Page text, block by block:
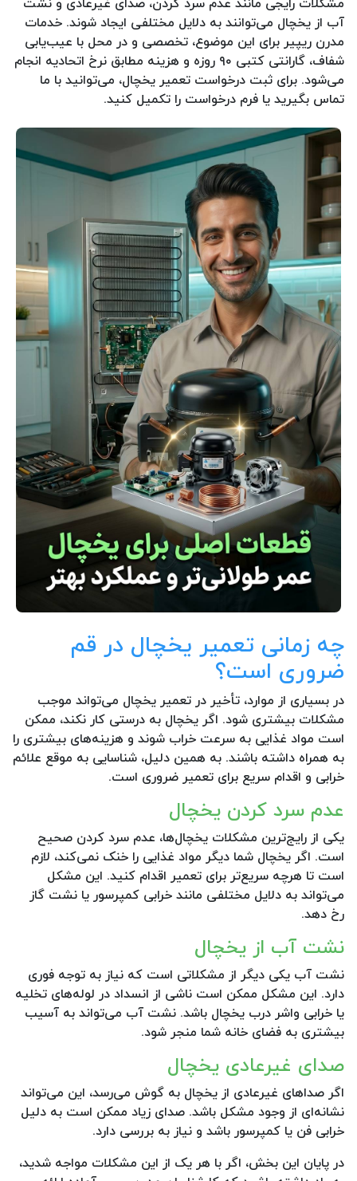
آب از یخچال می‌توانند به دلایل مختلفی ایجاد شوند. خدمات
مدرن ریپیر برای این موضوع، تخصصی و در محل با عیب‌یابی
شفاف، گارانتی کتبی ۹۰ روزه و هزینه مطابق نرخ اتحادیه انجام
می‌شود. برای ثبت درخواست تعمیر یخچال، می‌توانید با ما
تماس بگیرید یا فرم درخواست را تکمیل کنید.
چه زمانی تعمیر یخچال در قم
ضروری است؟
در بسیاری از موارد، تأخیر در تعمیر یخچال می‌تواند موجب
مشکلات بیشتری شود. اگر یخچال به درستی کار نکند، ممکن
است مواد غذایی به سرعت خراب شوند و هزینه‌های بیشتری را
به همراه داشته باشند. به همین دلیل، شناسایی به موقع علائم
خرابی و اقدام سریع برای تعمیر ضروری است.
عدم سرد کردن یخچال
یکی از رایج‌ترین مشکلات یخچال‌ها، عدم سرد کردن صحیح
است. اگر یخچال شما دیگر مواد غذایی را خنک نمی‌کند، لازم
است تا هرچه سریع‌تر برای تعمیر اقدام کنید. این مشکل
می‌تواند به دلایل مختلفی مانند خرابی کمپرسور یا نشت گاز
رخ دهد.
نشت آب از یخچال
نشت آب یکی دیگر از مشکلاتی است که نیاز به توجه فوری
دارد. این مشکل ممکن است ناشی از انسداد در لوله‌های تخلیه
یا خرابی واشر درب یخچال باشد. نشت آب می‌تواند به آسیب
بیشتری به فضای خانه شما منجر شود.
صدای غیرعادی یخچال
اگر صداهای غیرعادی از یخچال به گوش می‌رسد، این می‌تواند
نشانه‌ای از وجود مشکل باشد. صدای زیاد ممکن است به دلیل
خرابی فن یا کمپرسور باشد و نیاز به بررسی دارد.
در پایان این بخش، اگر با هر یک از این مشکلات مواجه شدید،